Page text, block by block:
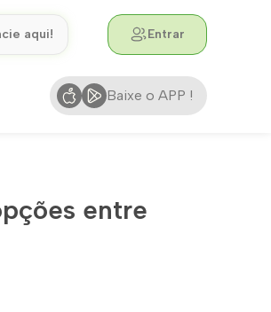
aqui! Entrar
Baixe o APP !
entre